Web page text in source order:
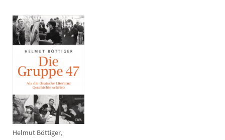
Helmut Böttiger,